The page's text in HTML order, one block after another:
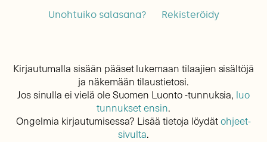
Unohtuiko salasana? Rekisteröidy
Kirjautumalla sisään pääset lukemaan tilaajien sisältöjä
ja näkemään tilaustietosi.
Jos sinulla ei vielä ole Suomen Luonto -tunnuksia, luo
tunnukset ensin.
Ongelmia kirjautumisessa? Lisää tietoja löydätohjeet-
sivulta.